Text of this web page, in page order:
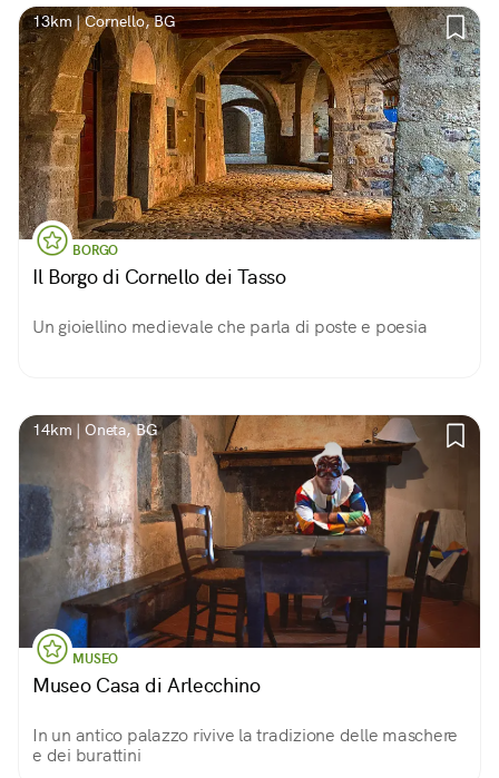
13km | Cornello, BG
BORGO
Il Borgo di Cornello dei Tasso
Un gioiellino medievale che parla di poste e poesia
14km | Oneta, BG
MUSEO
Museo Casa di Arlecchino
In un antico palazzo rivive la tradizione delle maschere
e dei burattini